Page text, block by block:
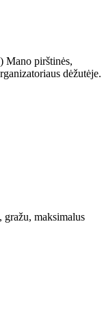
Mano pirštinės,
dėžutėje.
maksimalus